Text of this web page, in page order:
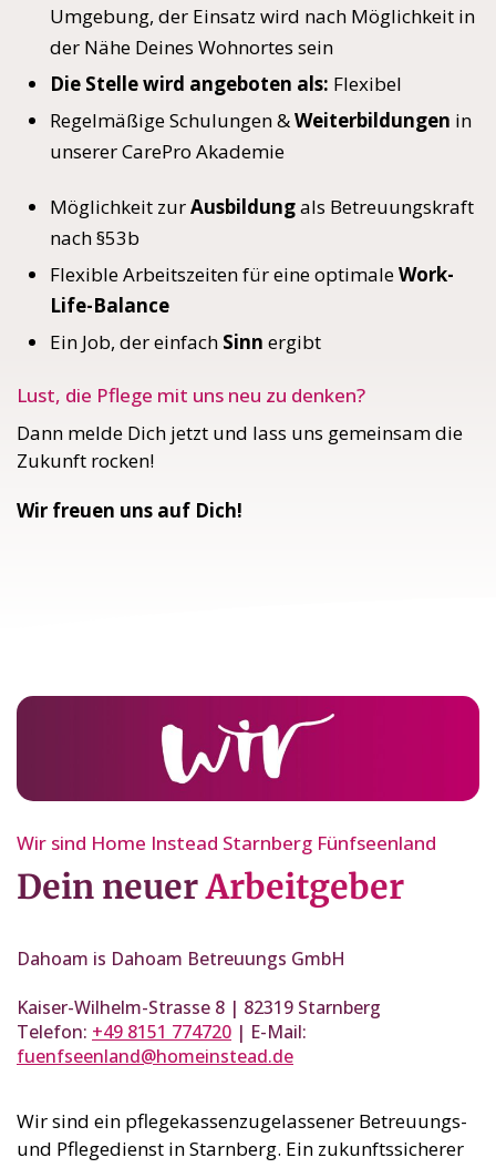
Umgebung, der Einsatz wird nach Möglichkeit in
der Nähe Deines Wohnortes sein
Die Stelle wird angeboten als: Flexibel
Regelmäßige Schulungen &Weiterbildungen in
unserer CarePro Akademie
Möglichkeit zurAusbildungals Betreuungskraft
nach §53b
Flexible Arbeitszeiten für eine optimaleWork-
Life-Balance
Ein Job, der einfach Sinn ergibt
Lust, die Pflege mit uns neu zu denken?
Dann melde Dich jetzt und lass uns gemeinsam die
Zukunft rocken!
Wir freuen uns auf Dich!
Wir sind Home Instead Starnberg Fünfseenland
Dein neuerArbeitgeber
Dahoam is Dahoam Betreuungs GmbH
Kaiser-Wilhelm-Strasse 8 | 82319 Starnberg
Telefon: +49 8151 774720 | E-Mail:
fuenfseenland@homeinstead.de
Wir sind ein pflegekassenzugelassener Betreuungs-
und Pflegedienst in Starnberg. Ein zukunftssicherer